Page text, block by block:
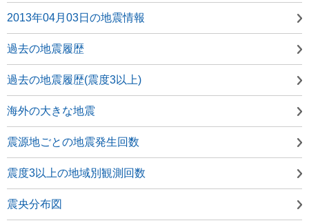
2013年04月03日の地震情報
過去の地震履歴
過去の地震履歴(震度3以上)
海外の大きな地震
震源地ごとの地震発生回数
震度3以上の地域別観測回数
震央分布図